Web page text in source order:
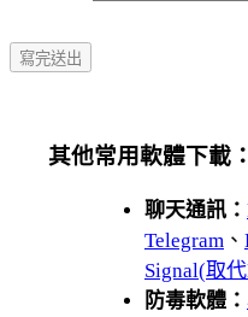
其他常用軟體下載：
聊天通訊：
Telegram 、
Signal(取
防毒軟體：